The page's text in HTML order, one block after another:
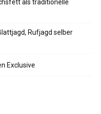
als traditionelle
Rufjagd selber
Exclusive